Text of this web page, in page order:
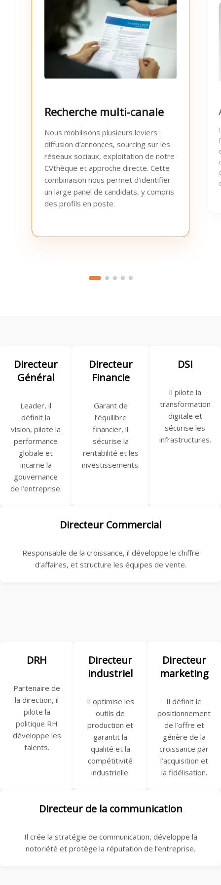
Recherche multi-canale
Nous mobilisons plusieurs leviers :
diffusion d’annonces, sourcing sur les
réseaux sociaux, exploitation de notre
CVthèque et approche directe. Cette
combinaison nous permet d’identifier
un large panel de candidats, y compris
des profils en poste.
Directeur
Général
Leader, il
définit la
vision, pilote la
performance
globale et
incarne la
gouvernance
de l’entreprise.
Directeur
Financie
Garant de
l’équilibre
financier, il
sécurise la
rentabilité et les
investissements.
DSI
Il pilote la
transformation
digitale et
sécurise les
infrastructures.
Directeur Commercial
Responsable de la croissance, il développe le chiffre
d’affaires, et structure les équipes de vente.
DRH
Partenaire de
la direction, il
pilote la
politique RH
développe les
talents.
Directeur
industriel
Il optimise les
outils de
production et
garantit la
qualité et la
compétitivité
industrielle.
Directeur
marketing
Il définit le
positionnement
de l’offre et
génère de la
croissance par
l’acquisition et
la fidélisation.
Directeur de la communication
Il crée la stratégie de communication, développe la
notoriété et protège la réputation de l’entreprise.